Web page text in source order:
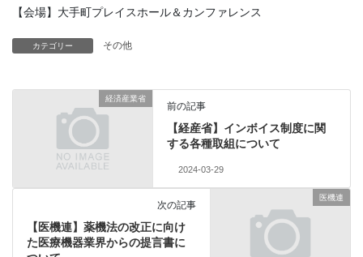
【会場】大手町プレイスホール＆カンファレンス
カテゴリー その他
経済産業省
前の記事
【経産省】インボイス制度に関
する各種取組について
2024-03-29
医機連
次の記事
【医機連】薬機法の改正に向け
た医療機器業界からの提言書に